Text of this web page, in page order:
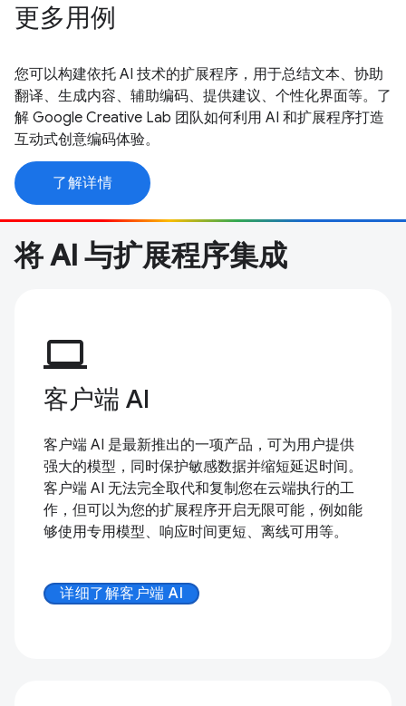
更多用例
您可以构建依托 AI 技术的扩展程序，用于总结文本、协助
翻译、生成内容、辅助编码、提供建议、个性化界面等。了
解 Google Creative Lab 团队如何利用 AI 和扩展程序打造
互动式创意编码体验。
了解详情
将 AI 与扩展程序集成
computer
客户端 AI
客户端 AI 是最新推出的一项产品，可为用户提供
强大的模型，同时保护敏感数据并缩短延迟时间。
客户端 AI 无法完全取代和复制您在云端执行的工
作，但可以为您的扩展程序开启无限可能，例如能
够使用专用模型、响应时间更短、离线可用等。
详细了解客户端 AI